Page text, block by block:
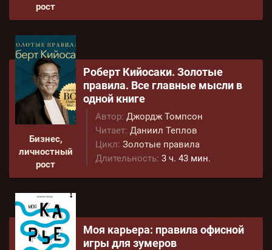
рост
Бизнес,
личностный
рост
Роберт Кийосаки. Золотые
правила. Все главные мысли в
одной книге
Автор: Джордж Томпсон
Читает: Даниил Теплов
Цикл: Золотые правила
Длительность: 3 ч. 43 мин.
Моя карьера: правила офисной
игры для зумеров